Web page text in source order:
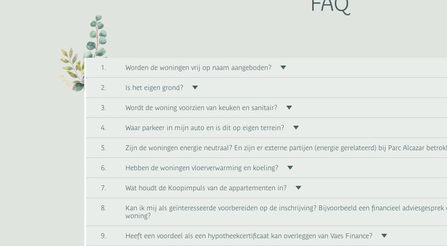
1. Worden de woningen vrij op naam aangeboden?
2. Is het eigen grond?
3. Wordt de woning voorzien van keuken en sanitair?
4. Waar parkeer in mijn auto en is dit op eigen terrein?
5. Zijn de woningen energie neutraal? En zijn er externe partijen (energie gerelateerd) bij Parc Alcazar
6. Hebben de woningen vloerverwarming en koeling?
7. Wat houdt de Koopimpuls van de appartementen in?
8.
Kan ik mij als geïnteresseerde voorbereiden op de inschrijving? Bijvoorbeeld een financieel adviesgesprek
woning?
9. Heeft een voordeel als een hypotheekcertificaat kan overleggen van Vaes Finance?